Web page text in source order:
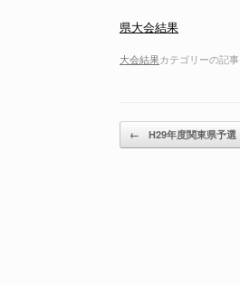
県大会結果
大会結果カテゴリーの記事
投稿ナビゲーション
← H29年度関東県予選